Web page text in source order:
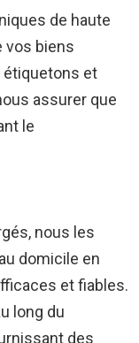
de haute
vos biens
étiquetons et
assurer que
le
nous les
domicile en
et fiables.
long du
des